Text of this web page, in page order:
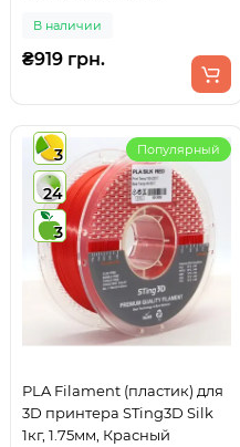
В наличии
₴919 грн.
3
24
3
Популярный
PLA Filament (пластик) для
3D принтера STing3D Silk
1кг, 1.75мм, Красный